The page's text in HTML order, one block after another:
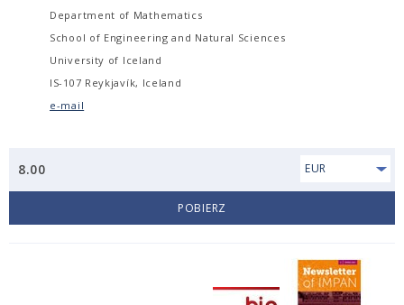
Department of Mathematics
School of Engineering and Natural Sciences
University of Iceland
IS-107 Reykjavík, Iceland
e-mail
8.00 EUR
POBIERZ